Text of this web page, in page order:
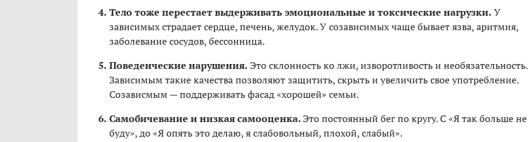
Тело тоже перестает выдерживать эмоциональные и токсические нагрузки. У
зависимых страдает сердце, печень, желудок. У созависимых чаще бывает язва, аритмия,
заболевание сосудов, бессонница.
Поведенческие нарушения. Это склонность ко лжи, изворотливость и необязательность.
Зависимым такие качества позволяют защитить, скрыть и увеличить свое употребление.
Созависмым — поддерживать фасад «хорошей» семьи.
Самобичевание и низкая самооценка. Это постоянный бег по кругу. С «Я так больше не
буду», до «Я опять это делаю, я слабовольный, плохой, слабый».